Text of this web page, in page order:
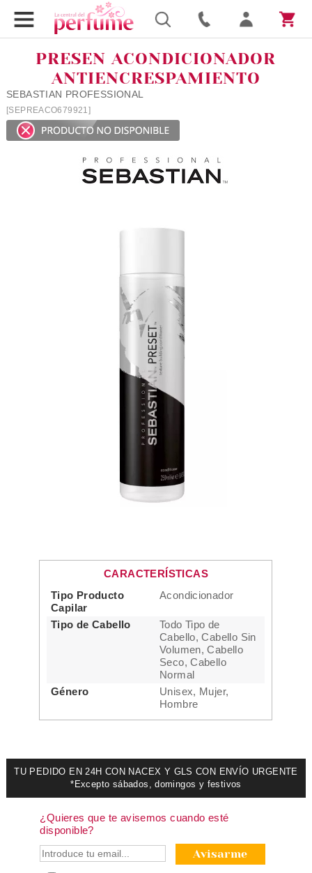
PRESEN ACONDICIONADOR
ANTIENCRESPAMIENTO
SEBASTIAN PROFESSIONAL
[SEPREACO679921]
CARACTERÍSTICAS
Tipo Producto
Capilar
Acondicionador
Tipo de Cabello
Todo Tipo de
Cabello, Cabello Sin
Volumen, Cabello
Seco, Cabello
Normal
Género
Unisex, Mujer,
Hombre
TU PEDIDO EN 24H CON NACEX Y GLS CON ENVÍO URGENTE
*Excepto sábados, domingos y festivos
¿Quieres que te avisemos cuando esté
disponible?
Avisarme